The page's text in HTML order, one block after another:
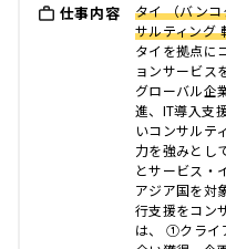
仕事内容
タイ （バンコ
サルティング
タイを拠点に
ョンサービス
グローバル企
進、IT導入支
いコンサルテ
力を強みとし
とサービス・
アジア国を対
行支援をコン
は、 ①クライ